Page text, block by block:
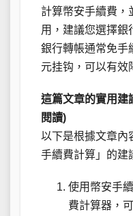
計算幣安手續費，
用，建議您選擇銀
銀行轉帳通常免手
元挂钩，可以有效
這篇文章的實用建
閱讀)
以下是根據文章內
手續費計算」的建
使用幣安手
費計算器，